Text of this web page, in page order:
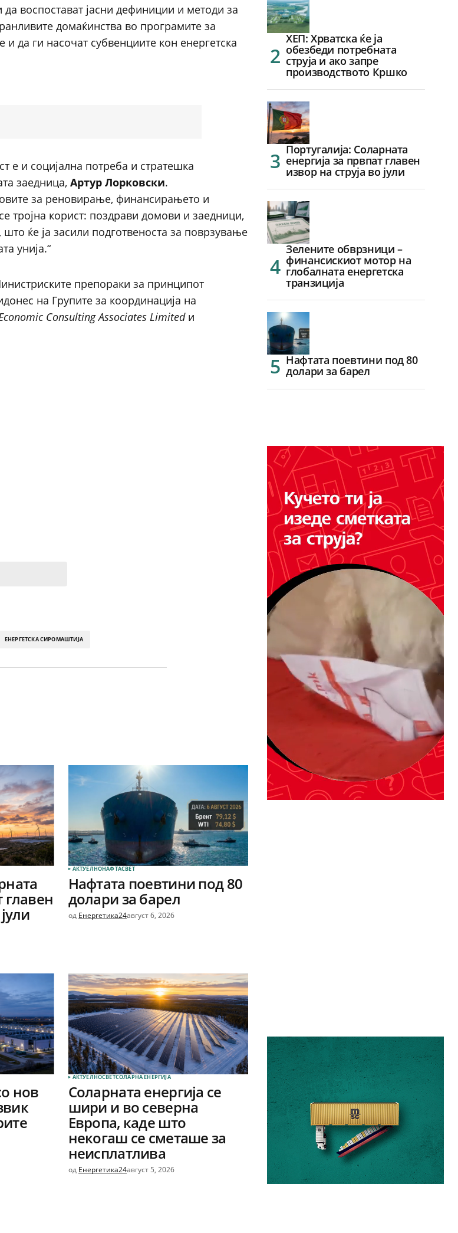
воспостават јасни дефиниции и методи за
домаќинства во програмите за
да ги насочат субвенциите кон енергетска
е и социјална потреба и стратешка
заедница, Артур Лорковски.
за реновирање, финансирањето и
тројна корист: поздрави домови и заедници,
ќе ја засили подготвеноста за поврзување
унија.“
препораки за принципот
на Групите за координација на
Consulting Associates Limitedи
ЕНЕРГЕТСКА СИРОМАШТИЈА
главен
АКТУЕЛНОНАФТАСВЕТ
Нафтата поевтини под 80
долари за барел
од Енергетика24август 6, 2026
нов
АКТУЕЛНОСВЕТСОЛАРНА EНЕРГИЈА
Соларната енергија се
шири и во северна
Европа, каде што
некогаш се сметаше за
неисплатлива
од Енергетика24август 5, 2026
ХЕП: Хрватска ќе ја
обезбеди потребната
струја и ако запре
производството Кршко
Португалија: Соларната
енергија за првпат главен
извор на струја во јули
Зелените обврзници –
финансискиот мотор на
глобалната енергетска
транзиција
Нафтата поевтини под 80
долари за барел